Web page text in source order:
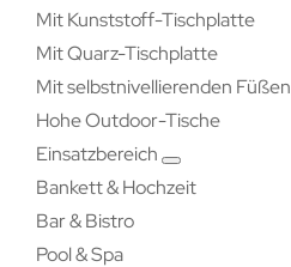
Mit Kunststoff-Tischplatte
Mit Quarz-Tischplatte
Mit selbstnivellierenden Füßen
Hohe Outdoor-Tische
Einsatzbereich
Bankett & Hochzeit
Bar & Bistro
Pool & Spa